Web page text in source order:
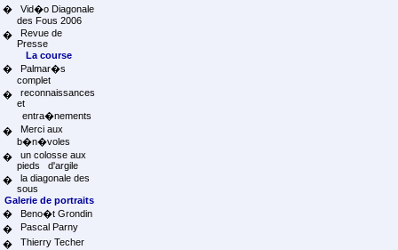
�
Vid�o Diagonale
des Fous 2006
�
Revue de
Presse
La course
�
Palmar�s
complet
�
reconnaissances
et
entra�nements
�
Merci aux
b�n�voles
�
un colosse aux
pieds d'argile
�
la diagonale des
sous
Galerie de portraits
�
Beno�t Grondin
�
Pascal Parny
�
Thierry Techer